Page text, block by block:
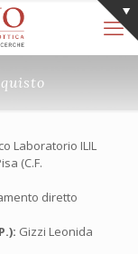
Laboratorio ILIL
(C.F.
diretto
Gizzi Leonida